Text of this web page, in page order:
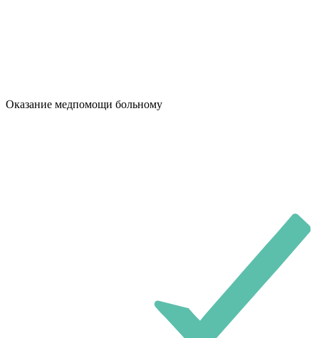
Оказание медпомощи больному